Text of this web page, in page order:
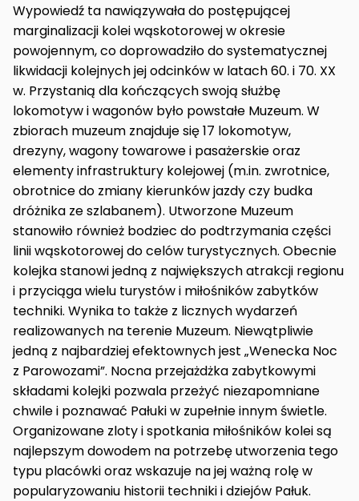
Wypowiedź ta nawiązywała do postępującej
marginalizacji kolei wąskotorowej w okresie
powojennym, co doprowadziło do systematycznej
likwidacji kolejnych jej odcinków w latach 60. i 70. XX
w. Przystanią dla kończących swoją służbę
lokomotyw i wagonów było powstałe Muzeum. W
zbiorach muzeum znajduje się 17 lokomotyw,
drezyny, wagony towarowe i pasażerskie oraz
elementy infrastruktury kolejowej (m.in. zwrotnice,
obrotnice do zmiany kierunków jazdy czy budka
dróżnika ze szlabanem). Utworzone Muzeum
stanowiło również bodziec do podtrzymania części
linii wąskotorowej do celów turystycznych. Obecnie
kolejka stanowi jedną z największych atrakcji regionu
i przyciąga wielu turystów i miłośników zabytków
techniki. Wynika to także z licznych wydarzeń
realizowanych na terenie Muzeum. Niewątpliwie
jedną z najbardziej efektownych jest „Wenecka Noc
z Parowozami”. Nocna przejażdżka zabytkowymi
składami kolejki pozwala przeżyć niezapomniane
chwile i poznawać Pałuki w zupełnie innym świetle.
Organizowane zloty i spotkania miłośników kolei są
najlepszym dowodem na potrzebę utworzenia tego
typu placówki oraz wskazuje na jej ważną rolę w
popularyzowaniu historii techniki i dziejów Pałuk.